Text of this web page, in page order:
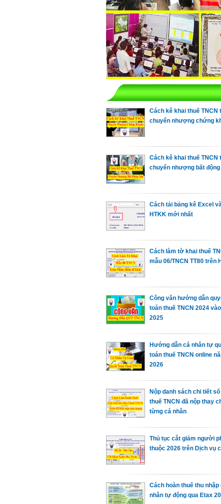
Cách kê khai thuế TNCN
chuyển nhượng chứng
Cách kê khai thuế TNCN
chuyển nhượng bất động
Cách tải bảng kê Excel
HTKK mới nhất
Cách làm tờ khai thuế
mẫu 06/TNCN TT80 trên
Công văn hướng dẫn
toán thuế TNCN 2024
2025
Hướng dẫn cá nhân tự
toán thuế TNCN online
2026
Nộp danh sách chi tiết
thuế TNCN đã nộp thay
từng cá nhân
Thủ tục cắt giảm người
thuộc 2026 trên Dịch vụ
Cách hoàn thuế thu nhập
nhân tự động qua Etax